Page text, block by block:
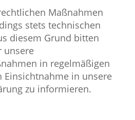
Maßnahmen
stets technischen
diesem Grund bitten
unsere
in regelmäßigen
Einsichtnahme in unsere
zu informieren.